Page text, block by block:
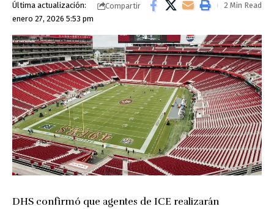
Última actualización:
enero 27, 2026 5:53 pm
Compartir
2 Min Read
DHS confirmó que agentes de ICE realizarán